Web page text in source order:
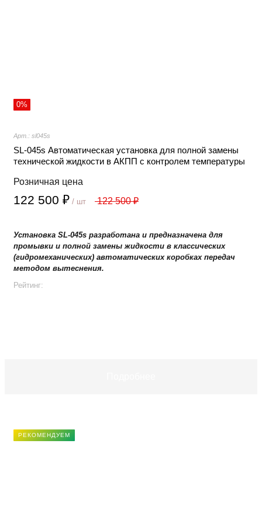
0%
Арт.: sl045s
SL-045s Автоматическая установка для полной замены
технической жидкости в АКПП с контролем температуры
Розничная цена
122 500 ₽ / шт 122 500 ₽
Установка SL-045s разработана и предназначена для
промывки и полной замены жидкости в классических
(гидромеханических) автоматических коробках передач
методом вытеснения.
Рейтинг:
РЕКОМЕНДУЕМ